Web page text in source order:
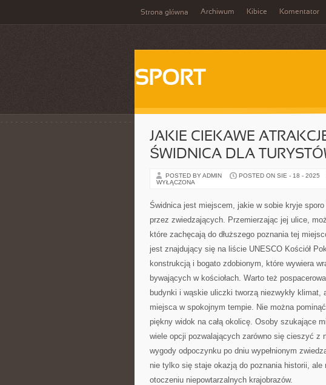
Strona główna Archiwum Kibice Komentator
SPORT
JAKIE CIEKAWE
ŚWIDNICA DLA
POSTED BY ADMIN POSTED ON SIE - 18 - 2025
WYŁĄCZONA
Świdnica jest miejscem, jakie w sobie kryje
przez zwiedzających. Przemierzając jej ulice,
które zachęcają do dłuższego poznania tej
jest znajdujący się na liście UNESCO Kościół
konstrukcją i bogato zdobionym, które wywiera
bywających w kościołach. Warto też
budynki i wąskie uliczki tworzą niezwykły
miejsca w spokojnym tempie. Nie można
piękny widok na całą okolicę. Osoby szukające
wiele opcji pozwalających zarówno się cieszyć z
wygody odpoczynku po dniu wypełnionym
nie tylko się staje okazją do poznania historii,
otoczeniu niepowtarzalnych krajobrazów.